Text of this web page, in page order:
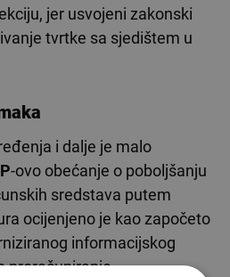
jer usvojeni zakonski
tvrtke sa sjedištem u
i dalje je malo
-ovo obećanje o poboljšanju
sredstava putem
ocijenjeno je kao započeto
informacijskog
proračuniranje.